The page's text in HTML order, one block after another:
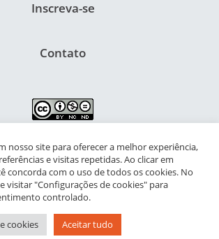
Inscreva-se
Contato
de Pesquisa para a Infância e
do Rio de Janeiro - Campus da Praia Vermelha
Prédio da Decania do CFCH
nosso site para oferecer a melhor experiência,
e visitas repetidas. Ao clicar em
concorda com o uso de todos os cookies. No
visitar "Configurações de cookies" para
controlado.
cookies Aceitar tudo